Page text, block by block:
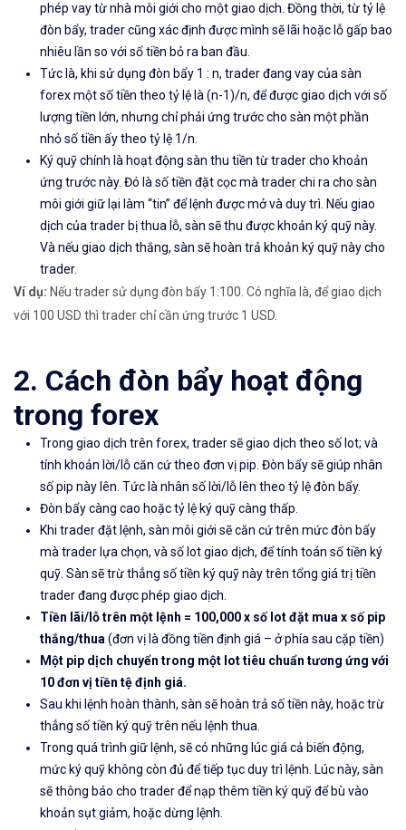
phép vay từ nhà môi giới cho một giao dịch. Đồng thời, từ tỷ lệ
đòn bẩy, trader cũng xác định được mình sẽ lãi hoặc lỗ gấp bao
nhiêu lần so với số tiền bỏ ra ban đầu.
Tức là, khi sử dụng đòn bẩy 1 : n, trader đang vay của sàn
forex một số tiền theo tỷ lệ là (n-1)/n, để được giao dịch với số
lượng tiền lớn, nhưng chỉ phải ứng trước cho sàn một phần
nhỏ số tiền ấy theo tỷ lệ 1/n.
Ký quỹ chính là hoạt động sàn thu tiền từ trader cho khoản
ứng trước này. Đó là số tiền đặt cọc mà trader chi ra cho sàn
môi giới giữ lại làm “tin” để lệnh được mở và duy trì. Nếu giao
dịch của trader bị thua lỗ, sàn sẽ thu được khoản ký quỹ này.
Và nếu giao dịch thắng, sàn sẽ hoàn trả khoản ký quỹ này cho
trader.
Ví dụ: Nếu trader sử dụng đòn bẩy 1:100. Có nghĩa là, để giao dịch
với 100 USD thì trader chỉ cần ứng trước 1 USD.
2. Cách đòn bẩy hoạt động
trong forex
Trong giao dịch trên forex, trader sẽ giao dịch theo số lot; và
tính khoản lời/lỗ căn cứ theo đơn vị pip. Đòn bẩy sẽ giúp nhân
số pip này lên. Tức là nhân số lời/lỗ lên theo tỷ lệ đòn bẩy.
Đòn bẩy càng cao hoặc tỷ lệ ký quỹ càng thấp.
Khi trader đặt lệnh, sàn môi giới sẽ căn cứ trên mức đòn bẩy
mà trader lựa chọn, và số lot giao dịch, để tính toán số tiền ký
quỹ. Sàn sẽ trừ thẳng số tiền ký quỹ này trên tổng giá trị tiền
trader đang được phép giao dịch.
Tiền lãi/lỗ trên một lệnh = 100,000 x số lot đặt mua x số pip
thắng/thua(đơn vị là đồng tiền định giá – ở phía sau cặp tiền)
Một pip dịch chuyển trong một lot tiêu chuẩn tương ứng với
10 đơn vị tiền tệ định giá.
Sau khi lệnh hoàn thành, sàn sẽ hoàn trả số tiền này, hoặc trừ
thẳng số tiền ký quỹ trên nếu lệnh thua.
Trong quá trình giữ lệnh, sẽ có những lúc giá cả biến động,
mức ký quỹ không còn đủ để tiếp tục duy trì lệnh. Lúc này, sàn
sẽ thông báo cho trader để nạp thêm tiền ký quỹ để bù vào
khoản sụt giảm, hoặc dừng lệnh.